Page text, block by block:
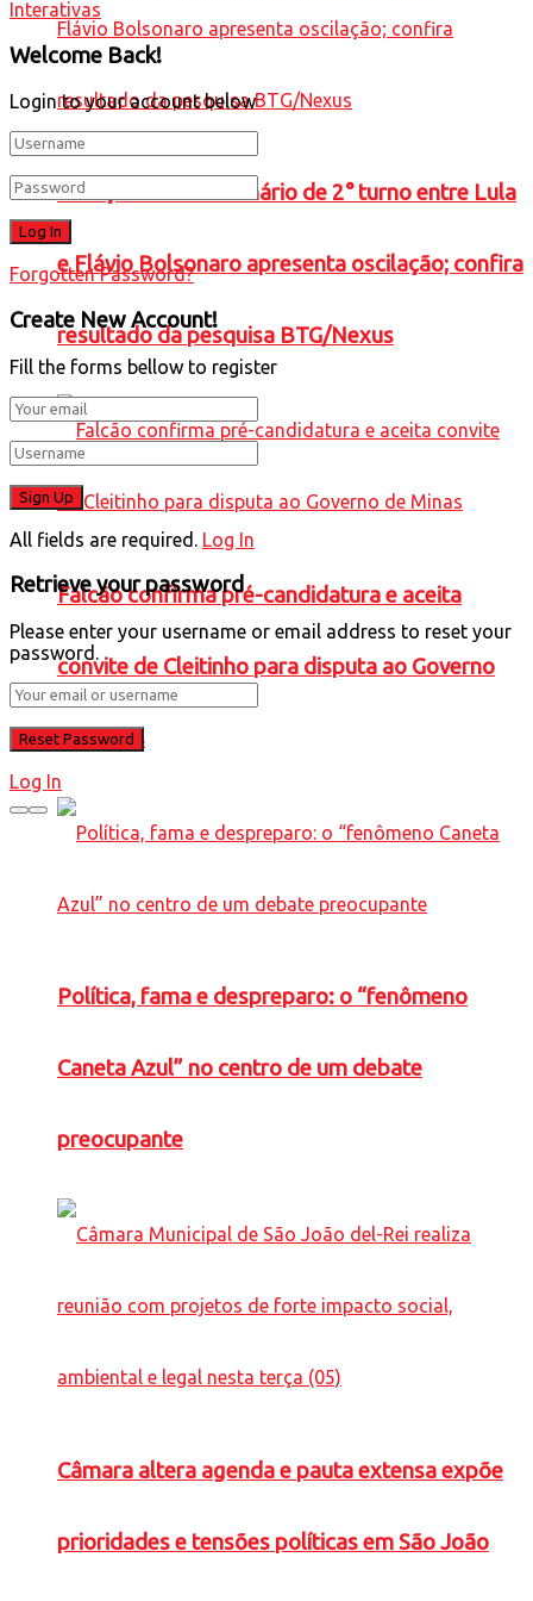
ELEIÇÕES 2026: cenário de 2° turno entre Lula
e Flávio Bolsonaro apresenta oscilação; confira
resultado da pesquisa BTG/Nexus
Falcão confirma pré-candidatura e aceita
convite de Cleitinho para disputa ao Governo
de Minas
Política, fama e despreparo: o “fenômeno
Caneta Azul” no centro de um debate
preocupante
Câmara altera agenda e pauta extensa expõe
prioridades e tensões políticas em São João
Interativas
Welcome Back!
Login to your account below
Forgotten Password?
Create New Account!
Fill the forms bellow to register
All fields are required. Log In
Retrieve your password
Please enter your username or email address to reset your
password.
Log In